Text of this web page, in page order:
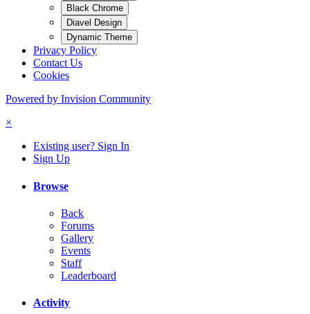
Black Chrome
Diavel Design
Dynamic Theme
Privacy Policy
Contact Us
Cookies
Powered by Invision Community
×
Existing user? Sign In
Sign Up
Browse
Back
Forums
Gallery
Events
Staff
Leaderboard
Activity